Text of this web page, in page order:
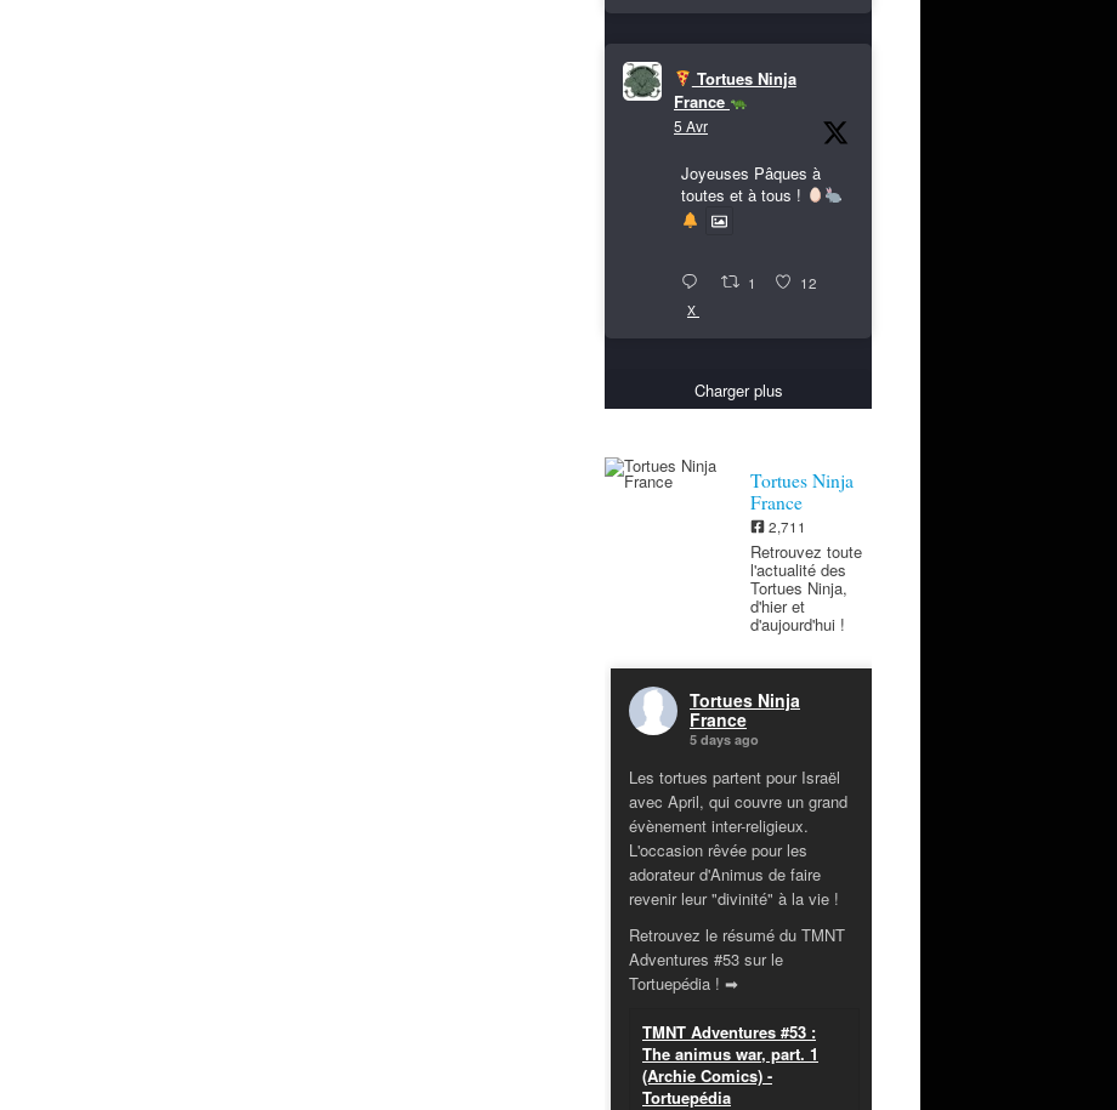
Tortues Ninja
France
5 Avr
Joyeuses Pâques à
toutes et à tous !
1 12
X
Charger plus
Tortues Ninja
France
2,711
Retrouvez toute
l'actualité des
Tortues Ninja,
d'hier et
d'aujourd'hui !
Tortues Ninja
France
5 days ago
Les tortues partent pour Israël
avec April, qui couvre un grand
évènement inter-religieux.
L'occasion rêvée pour les
adorateur d'Animus de faire
revenir leur "divinité" à la vie !
Retrouvez le résumé du TMNT
Adventures #53 sur le
Tortuepédia ! ➡
TMNT Adventures #53 :
The animus war, part. 1
(Archie Comics) -
Tortuepédia